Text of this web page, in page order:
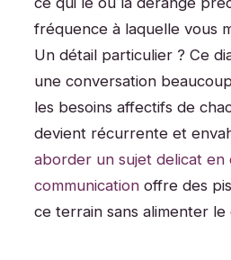
fréquence à laquelle vous
Un détail particulier ? Ce
une conversation
les besoins affectifs de
devient récurrente et
aborder un sujet delicat en
communication offre des
ce terrain sans alimenter le